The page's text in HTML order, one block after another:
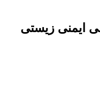
ایمنی زیستی